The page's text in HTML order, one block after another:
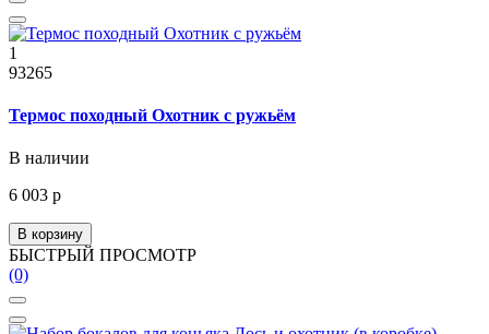
1
93265
Термос походный Охотник с ружьём
В наличии
6 003 р
В корзину
БЫСТРЫЙ ПРОСМОТР
(0)